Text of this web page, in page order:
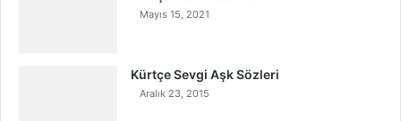
Mayıs 15, 2021
Kürtçe Sevgi Aşk Sözleri
Aralık 23, 2015